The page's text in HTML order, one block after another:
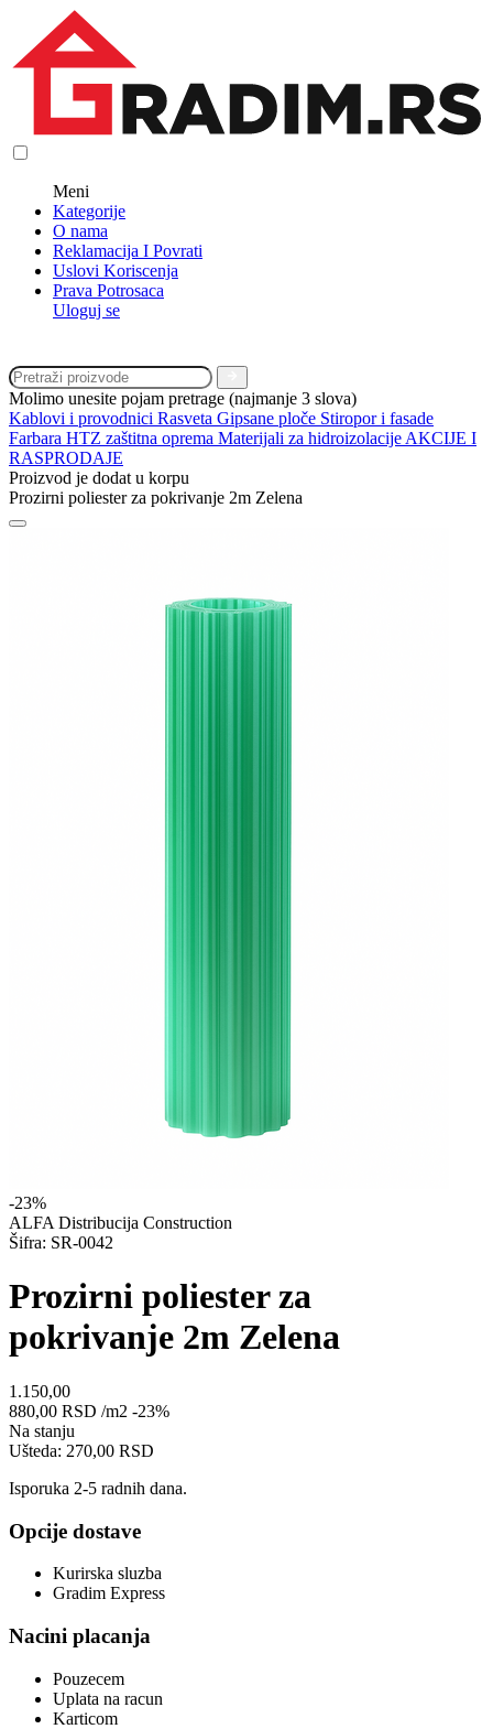
Meni
Kategorije
O nama
Reklamacija I Povrati
Uslovi Koriscenja
Prava Potrosaca
Uloguj se
Molimo unesite pojam pretrage (najmanje 3 slova)
Kablovi i provodnici Rasveta Gipsane ploče Stiropor i fasade
Farbara HTZ zaštitna oprema Materijali za hidroizolacije AKCIJE I
RASPRODAJE
Proizvod je dodat u korpu
Prozirni poliester za pokrivanje 2m Zelena
-23%
ALFA Distribucija Construction
Šifra: SR-0042
Prozirni poliester za
pokrivanje 2m Zelena
1.150,00
880,00 RSD /m2 -23%
Na stanju
Ušteda: 270,00 RSD
Isporuka 2-5 radnih dana.
Opcije dostave
Kurirska sluzba
Gradim Express
Nacini placanja
Pouzecem
Uplata na racun
Karticom